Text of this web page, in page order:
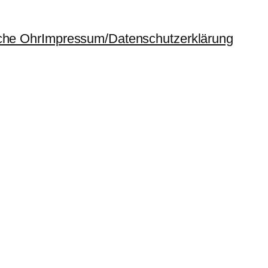
OhrImpressum/Datenschutzerklärung